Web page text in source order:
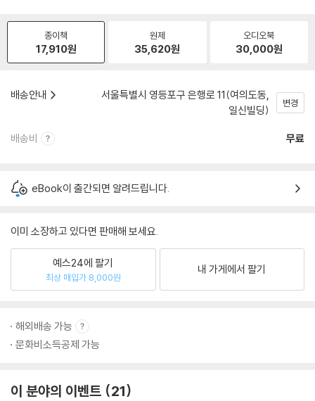
종이책
17,910원
원제
35,620원
오디오북
30,000원
배송안내
서울특별시 영등포구 은행로 11(여의도동,
일신빌딩)
변경
배송비 무료
eBook이 출간되면 알려드립니다.
이미 소장하고 있다면 판매해 보세요.
예스24에 팔기
최상 매입가 8,000원
내 가게에서 팔기
해외배송 가능
문화비소득공제 가능
이 분야의 이벤트 21